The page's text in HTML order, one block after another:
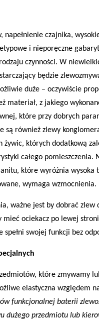
napełnienie czajnika,
i nieporęczne
czynności. W
będzie
duże – oczywiście
materiał, z jakiego
które przy dobrych
są również zlewy
żywic, których dodatkową
całego
które wyróżnia wysoka
wymaga wzmocnienia.
ważne jest by dobrać
mieć ociekacz po lewej
spełni swojej funkcji bez
które zmywamy
elastyczna względem
funkcjonalnej baterii
dużego przedmiotu lub